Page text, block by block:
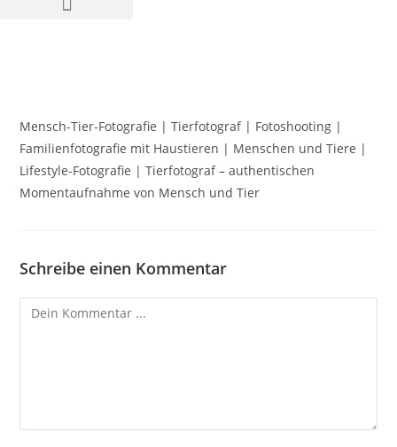
Mensch-Tier-Fotografie | Tierfotograf | Fotoshooting |
Familienfotografie mit Haustieren | Menschen und Tiere |
Lifestyle-Fotografie | Tierfotograf – authentischen
Momentaufnahme von Mensch und Tier
Schreibe einen Kommentar